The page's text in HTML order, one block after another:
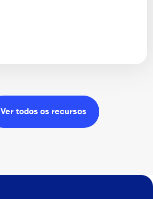
Ver todos os recursos